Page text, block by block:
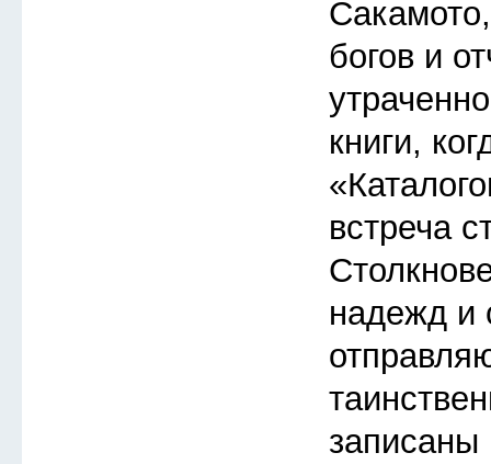
богов и
книги,
встреча
надежд и
записаны